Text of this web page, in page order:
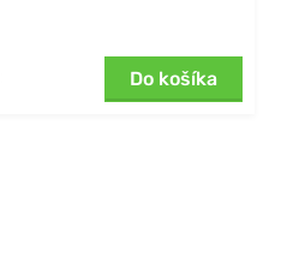
Do košíka